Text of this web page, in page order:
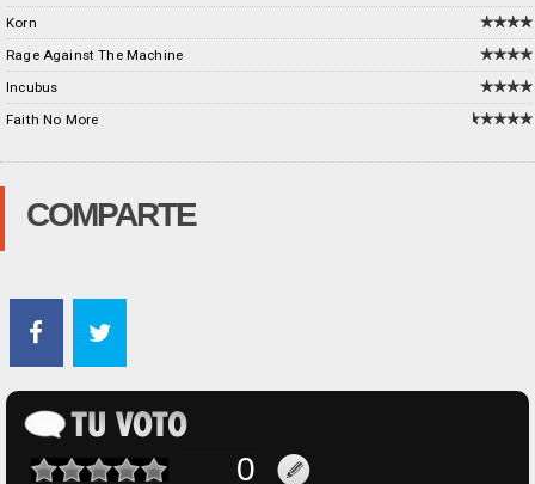
Korn
Rage Against The Machine
Incubus
Faith No More
COMPARTE